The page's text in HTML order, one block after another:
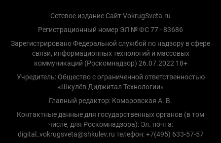
Сетевое издание Сайт VokrugSveta.ru
Регистрационный номер ЭЛ № ФС 77 - 83686
Зарегистрировано Федеральной службой по надзору в сфере
связи, информационных технологий и массовых
коммуникаций (Роскомнадзор) 26.07.2022 18+
Учредитель: Общество с ограниченной ответственностью
«Шкулёв Диджитал Технологии»
Главный редактор: Комаровская А. В.
Контактные данные для государственных органов (в том
числе, для Роскомнадзора): Эл. почта:
digital_vokrugsveta@shkulev.ru телефон: +7(495) 633-57-57